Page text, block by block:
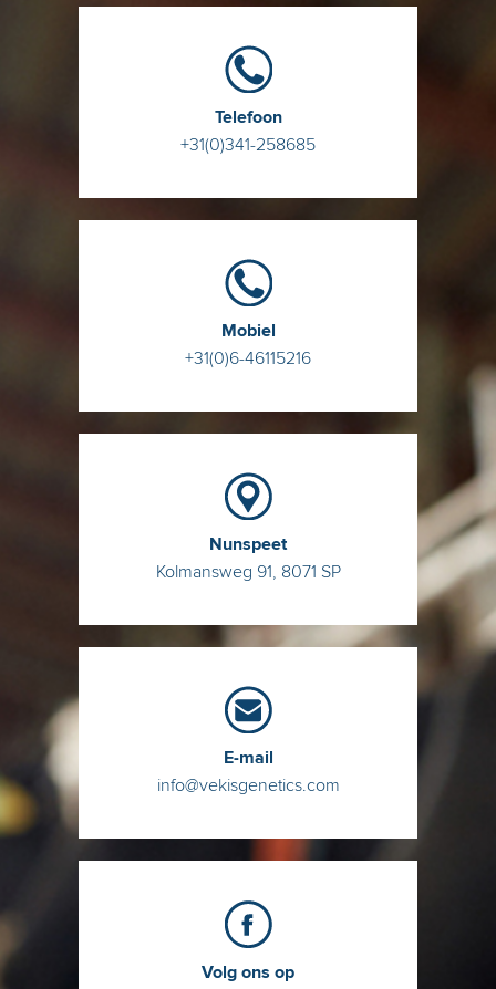
Telefoon
+31(0)341-258685
Mobiel
+31(0)6-46115216
Nunspeet
Kolmansweg 91, 8071 SP
E-mail
info@vekisgenetics.com
Volg ons op